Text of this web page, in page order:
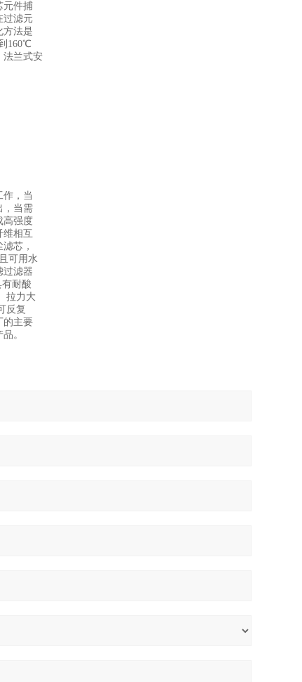
元件捕
过滤元
方法是
160℃
法兰式安
作，当
，当需
高强度
维相互
芯，
可用水
过滤器
耐酸
拉力大
反复
的主要
。